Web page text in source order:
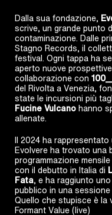
Dalla sua fondazione,
scrive, un grande punto
contaminazione. Dalle
Stagno Records, il
festival. Ogni tappa ha
aperto nuove
collaborazione con
del Rivolta a Venezia,
state le incursioni più
Fucine Vulcano hanno
allenate.
Il 2024 ha
Evolvere ha trovato una
programmazione
con il debutto in Italia di
Fata , e ha raggiunto
pubblico in una
Quello che stupisce è la
Formant Value (live)